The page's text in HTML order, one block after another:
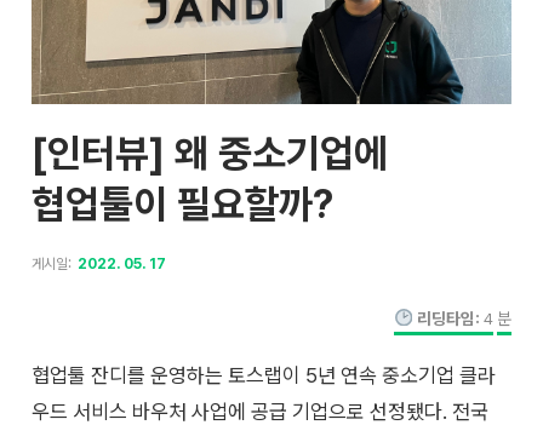
[인터뷰] 왜 중소기업에
협업툴이 필요할까?
게시일: 2022. 05. 17
리딩타임: 4 분
협업툴 잔디를 운영하는 토스랩이 5년 연속 중소기업 클라
우드 서비스 바우처 사업에 공급 기업으로 선정됐다. 전국